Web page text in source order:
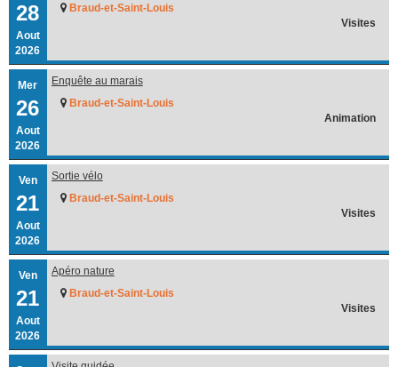
28
Aout
2026
Braud-et-Saint-Louis
Visites
Mer
26
Aout
2026
Enquête au marais
Braud-et-Saint-Louis
Animation
Ven
21
Aout
2026
Sortie vélo
Braud-et-Saint-Louis
Visites
Ven
21
Aout
2026
Apéro nature
Braud-et-Saint-Louis
Visites